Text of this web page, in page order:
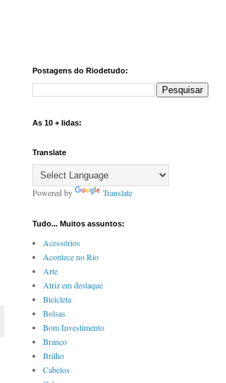
Postagens do Riodetudo:
As 10 + lidas:
Translate
Powered by Translate
Tudo... Muitos assuntos:
Acessórios
Acontece no Rio
Arte
Atriz em destaque
Bicicleta
Bolsas
Bom Investimento
Branco
Brilho
Cabelos